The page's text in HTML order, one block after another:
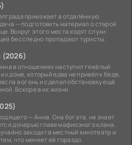
приезжает в отдалённую
— подготовить материал о старой
Вокруг этого места ходят слухи:
бесследно пропадают туристы.
(2026)
в отношениях наступил тяжёлый
доме, который едва не привёл к беде,
в огонь и сделал обстановку ещё
Вскоре в их жизни
— Анна. Она богата, не знает
дочерью главе мафиозного клана.
заходит в местный кинотеатр и
что меняет её гораздо